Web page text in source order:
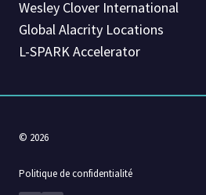
Wesley Clover International
Global Alacrity Locations
L-SPARK Accelerator
© 2026
Politique de confidentialité